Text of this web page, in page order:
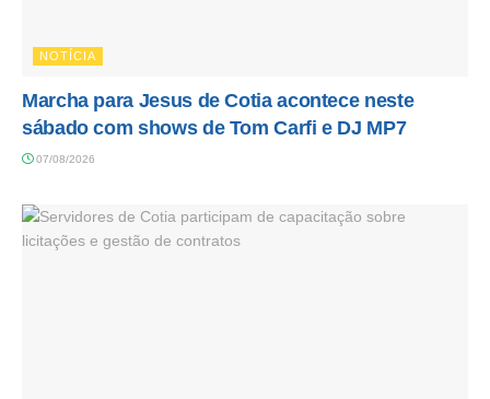
NOTÍCIA
Marcha para Jesus de Cotia acontece neste
sábado com shows de Tom Carfi e DJ MP7
07/08/2026